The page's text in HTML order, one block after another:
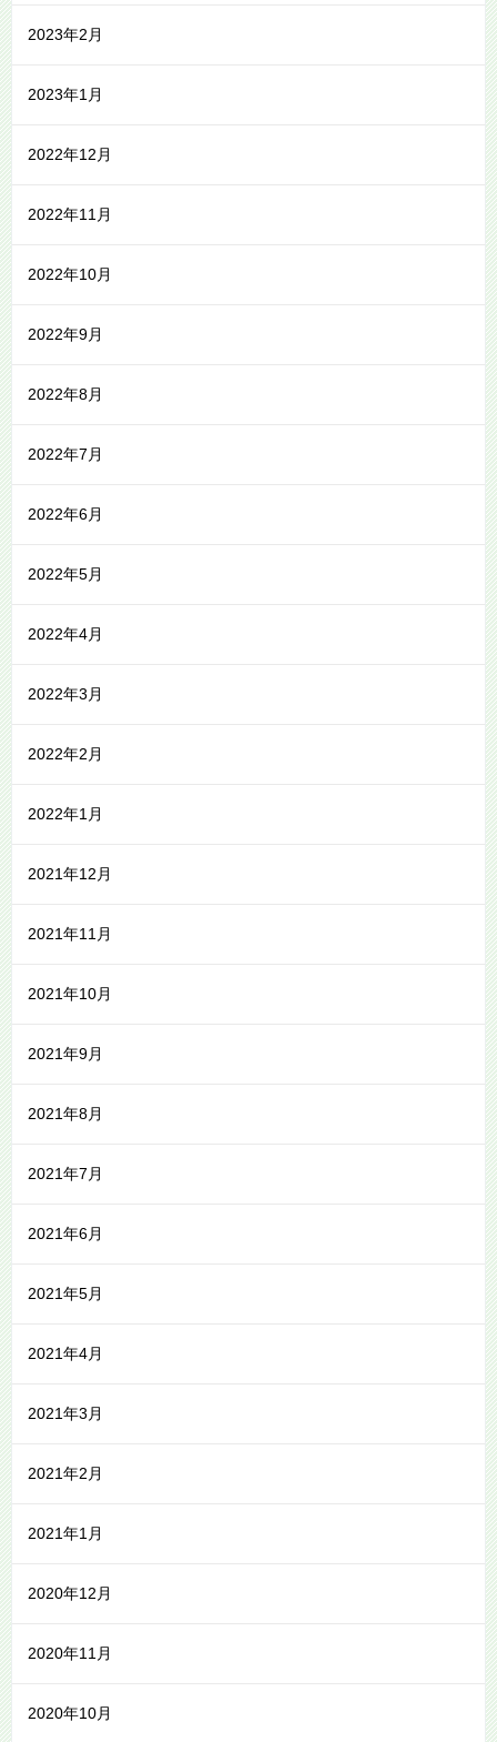
2023年2月
2023年1月
2022年12月
2022年11月
2022年10月
2022年9月
2022年8月
2022年7月
2022年6月
2022年5月
2022年4月
2022年3月
2022年2月
2022年1月
2021年12月
2021年11月
2021年10月
2021年9月
2021年8月
2021年7月
2021年6月
2021年5月
2021年4月
2021年3月
2021年2月
2021年1月
2020年12月
2020年11月
2020年10月